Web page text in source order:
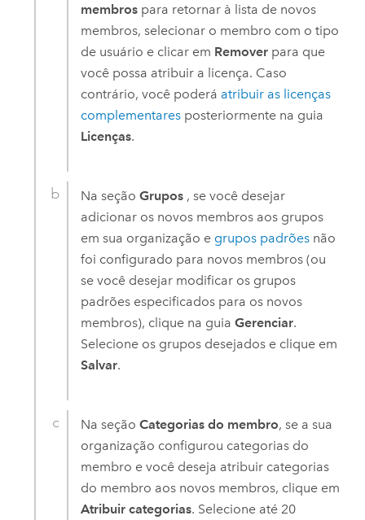
membros para retornar à lista de novos
membros, selecionar o membro com o tipo
de usuário e clicar em Remover para que
você possa atribuir a licença. Caso
contrário, você poderá atribuir as licenças
complementares posteriormente na guia
Licenças.
Na seçãoGrupos , se você desejar
adicionar os novos membros aos grupos
em sua organização e grupos padrões não
foi configurado para novos membros (ou
se você desejar modificar os grupos
padrões especificados para os novos
membros), clique na guiaGerenciar.
Selecione os grupos desejados e clique em
Salvar.
Na seçãoCategorias do membro, se a sua
organização configurou categorias do
membro e você deseja atribuir categorias
do membro aos novos membros, clique em
Atribuir categorias. Selecione até 20